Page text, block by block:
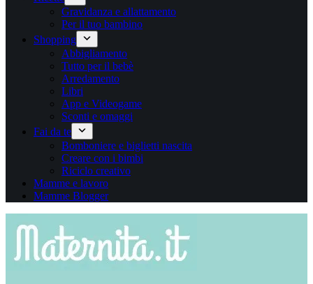
Gravidanza e allattamento
Per il tuo bambino
Shopping
Abbigliamento
Tutto per il bebè
Arredamento
Libri
App e Videogame
Sconti e omaggi
Fai da te
Bomboniere e biglietti nascita
Creare con i bimbi
Riciclo creativo
Mamme e lavoro
Mamme Blogger